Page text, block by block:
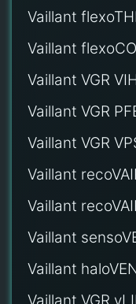
Vaillant
Vaillant
Vaillant VGR
Vaillant VGR
Vaillant VGR
Vaillant
Vaillant
Vaillant
Vaillant
Vaillant VGR